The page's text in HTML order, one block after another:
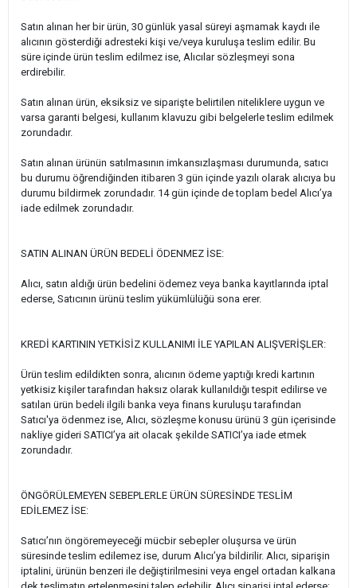
Satın alınan her bir ürün, 30 günlük yasal süreyi aşmamak kaydı ile
alıcının gösterdiği adresteki kişi ve/veya kuruluşa teslim edilir. Bu
süre içinde ürün teslim edilmez ise, Alıcılar sözleşmeyi sona
erdirebilir.
Satın alınan ürün, eksiksiz ve siparişte belirtilen niteliklere uygun ve
varsa garanti belgesi, kullanım klavuzu gibi belgelerle teslim edilmek
zorundadır.
Satın alınan ürünün satılmasının imkansızlaşması durumunda, satıcı
bu durumu öğrendiğinden itibaren 3 gün içinde yazılı olarak alıcıya bu
durumu bildirmek zorundadır. 14 gün içinde de toplam bedel Alıcı’ya
iade edilmek zorundadır.
SATIN ALINAN ÜRÜN BEDELİ ÖDENMEZ İSE:
Alıcı, satın aldığı ürün bedelini ödemez veya banka kayıtlarında iptal
ederse, Satıcının ürünü teslim yükümlülüğü sona erer.
KREDİ KARTININ YETKİSİZ KULLANIMI İLE YAPILAN ALIŞVERİŞLER:
Ürün teslim edildikten sonra, alıcının ödeme yaptığı kredi kartının
yetkisiz kişiler tarafından haksız olarak kullanıldığı tespit edilirse ve
satılan ürün bedeli ilgili banka veya finans kuruluşu tarafından
Satıcı'ya ödenmez ise, Alıcı, sözleşme konusu ürünü 3 gün içerisinde
nakliye gideri SATICI’ya ait olacak şekilde SATICI’ya iade etmek
zorundadır.
ÖNGÖRÜLEMEYEN SEBEPLERLE ÜRÜN SÜRESİNDE TESLİM
EDİLEMEZ İSE:
Satıcı’nın öngöremeyeceği mücbir sebepler oluşursa ve ürün
süresinde teslim edilemez ise, durum Alıcı’ya bildirilir. Alıcı, siparişin
iptalini, ürünün benzeri ile değiştirilmesini veya engel ortadan kalkana